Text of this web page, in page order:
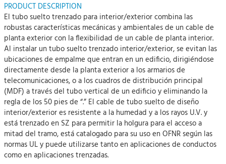
PRODUCT DESCRIPTION
El tubo suelto trenzado para interior/exterior combina las
robustas características mecánicas y ambientales de un cable de
planta exterior con la flexibilidad de un cable de planta interior.
Al instalar un tubo suelto trenzado interior/exterior, se evitan las
ubicaciones de empalme que entran en un edificio, dirigiéndose
directamente desde la planta exterior a los armarios de
telecomunicaciones, o a los cuadros de distribución principal
(MDF) a través del tubo vertical de un edificio y eliminando la
regla de los 50 pies de “.” El cable de tubo suelto de diseño
interior/exterior es resistente a la humedad y a los rayos U.V. y
está trenzado en SZ para permitir la holgura para el acceso a
mitad del tramo, está catalogado para su uso en OFNR según las
normas UL y puede utilizarse tanto en aplicaciones de conductos
como en aplicaciones trenzadas.